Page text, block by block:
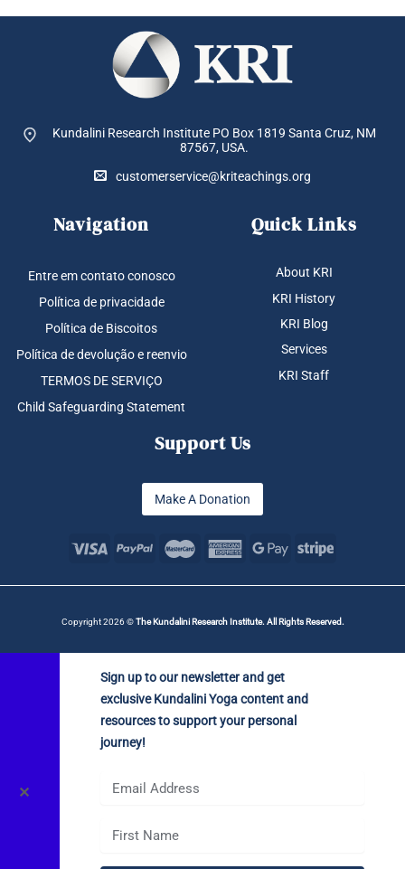
Kundalini Research Institute PO Box 1819 Santa Cruz, NM
87567, USA.
customerservice@kriteachings.org
Navigation
Entre em contato conosco
Política de privacidade
Política de Biscoitos
Política de devolução e reenvio
TERMOS DE SERVIÇO
Child Safeguarding Statement
Quick Links
About KRI
KRI History
KRI Blog
Services
KRI Staff
Support Us
Make A Donation
Copyright 2026 ©The Kundalini Research Institute. All Rights Reserved.
✕
Sign up to our newsletter and get
exclusive Kundalini Yoga content and
resources to support your personal
journey!